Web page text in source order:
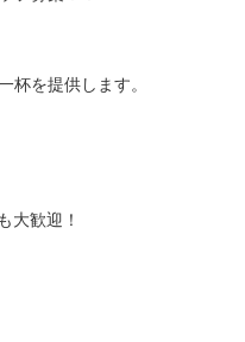
杯を提供します。
大歓迎！